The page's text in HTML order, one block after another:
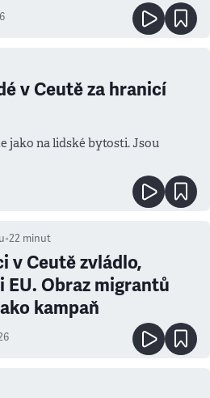
v Ceutě za hranicí
jako na lidské bytosti. Jsou
•22 minut
v Ceutě zvládlo,
Obraz migrantů
kampaň